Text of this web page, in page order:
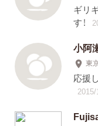
ギリ
す！
小阿
東
応援